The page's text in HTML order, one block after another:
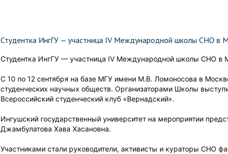
Студентка ИнгГУ — участница IV Международной школы СНО в
Студентка ИнгГУ — участница IV Международной школы СНО в
С 10 по 12 сентября на базе МГУ имени М.В. Ломоносова в
студенческих научных обществ. Организаторами Школы
Всероссийский студенческий клуб «Вернадский».
Ингушский государственный университет на мероприятии
Джамбулатова Хава Хасановна.
Участниками стали руководители, активисты и кураторы СНО